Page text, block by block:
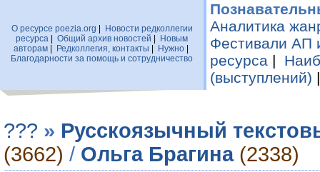
О ресурсе poezia.org
Новости редколлегии
ресурса
Общий архив новостей
Новым
авторам| Редколлегия, контакты Нужно|
Благодарности за помощь и сотрудничество
Аналитика
Фестивали АП
ресурса |
(выступлений)
??? » Русскоязычный
(3662) / Ольга Брагина (2338)